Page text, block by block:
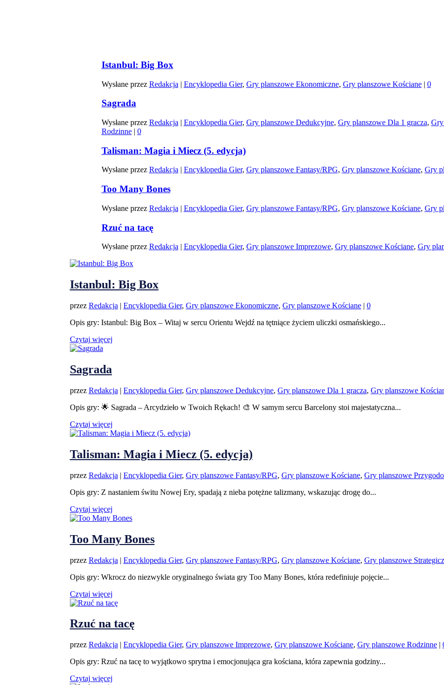
Istanbul: Big Box
Wysłane przez Redakcja | Encyklopedia Gier, Gry planszowe Ekonomiczne, Gry planszowe Kościane| 0
Sagrada
Wysłane przez Redakcja | Encyklopedia Gier, Gry planszowe Dedukcyjne, Gry planszowe Dla 1 gracza,
Rodzinne| 0
Talisman: Magia i Miecz (5. edycja)
Wysłane przez Redakcja | Encyklopedia Gier, Gry planszowe Fantasy/RPG, Gry planszowe Kościane, Gry
Too Many Bones
Wysłane przez Redakcja | Encyklopedia Gier, Gry planszowe Fantasy/RPG, Gry planszowe Kościane, Gry
Rzuć na tacę
Wysłane przez Redakcja | Encyklopedia Gier, Gry planszowe Imprezowe, Gry planszowe Kościane, Gry
Istanbul: Big Box
przez Redakcja | Encyklopedia Gier, Gry planszowe Ekonomiczne, Gry planszowe Kościane| 0
Opis gry: Istanbul: Big Box – Witaj w sercu Orientu Wejdź na tętniące życiem uliczki osmańskiego...
Czytaj więcej
Sagrada
przez Redakcja | Encyklopedia Gier, Gry planszowe Dedukcyjne, Gry planszowe Dla 1 gracza, Gry planszowe
Opis gry: 🌟 Sagrada – Arcydzieło w Twoich Rękach! 🎨 W samym sercu Barcelony stoi majestatyczna...
Czytaj więcej
Talisman: Magia i Miecz (5. edycja)
przez Redakcja | Encyklopedia Gier, Gry planszowe Fantasy/RPG, Gry planszowe Kościane, Gry planszowe
Opis gry: Z nastaniem świtu Nowej Ery, spadają z nieba potężne talizmany, wskazując drogę do...
Czytaj więcej
Too Many Bones
przez Redakcja | Encyklopedia Gier, Gry planszowe Fantasy/RPG, Gry planszowe Kościane, Gry planszowe
Opis gry: Wkrocz do niezwykle oryginalnego świata gry Too Many Bones, która redefiniuje pojęcie...
Czytaj więcej
Rzuć na tacę
przez Redakcja | Encyklopedia Gier, Gry planszowe Imprezowe, Gry planszowe Kościane, Gry planszowe Rodzinne|
Opis gry: Rzuć na tacę to wyjątkowo sprytna i emocjonująca gra kościana, która zapewnia godziny...
Czytaj więcej